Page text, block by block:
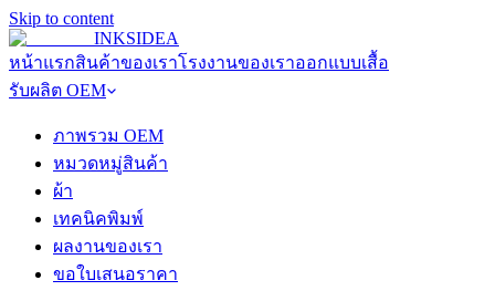
Skip to content
INKSIDEA
หน้าแรกสินค้าของเราโรงงานของเราออกแบบเสื้อ
รับผลิต OEM
ภาพรวม OEM
หมวดหมู่สินค้า
ผ้า
เทคนิคพิมพ์
ผลงานของเรา
ขอใบเสนอราคา